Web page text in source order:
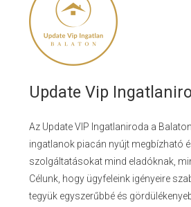
Update Vip
Az Update VIP Ingatlaniroda a
ingatlanok piacán nyújt megbízható
szolgáltatásokat mind eladóknak,
Célunk, hogy ügyfeleink igényeire
tegyük egyszerűbbé és